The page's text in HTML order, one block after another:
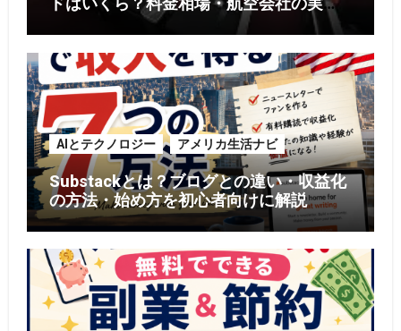
例・お得に利用する5つのコツ【2026年
版】
AIとテクノロジー アメリカ生活ナビ
Substackとは？ブログとの違い・収益化
の方法・始め方を初心者向けに解説